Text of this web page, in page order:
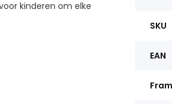
kinderen om elke
SKU
EAN